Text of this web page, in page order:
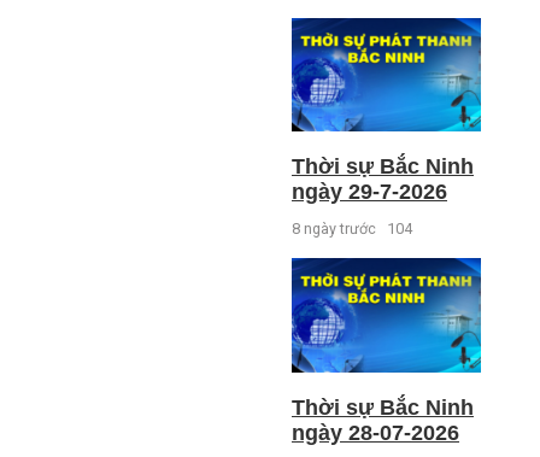
Thời sự Bắc Ninh
ngày 29-7-2026
8 ngày trước 104
Thời sự Bắc Ninh
ngày 28-07-2026